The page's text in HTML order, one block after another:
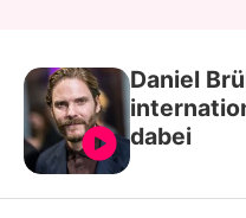
Daniel
dabei